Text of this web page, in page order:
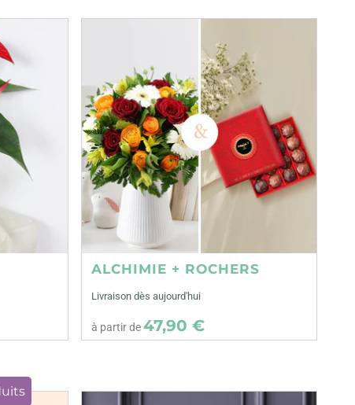
ALCHIMIE + ROCHERS
Livraison dès aujourd'hui
à partir de47,90 €